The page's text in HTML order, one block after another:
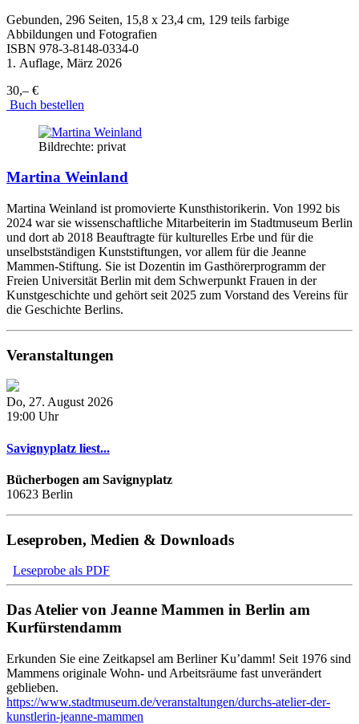
Gebunden, 296 Seiten, 15,8 x 23,4 cm, 129 teils farbige
Abbildungen und Fotografien
ISBN 978-3-8148-0334-0
1. Auflage, März 2026
30,– €
Buch bestellen
Bildrechte: privat
Martina Weinland
Martina Weinland ist promovierte Kunsthistorikerin. Von 1992 bis
2024 war sie wissenschaftliche Mitarbeiterin im Stadtmuseum Berlin
und dort ab 2018 Beauftragte für kulturelles Erbe und für die
unselbstständigen Kunststiftungen, vor allem für die Jeanne
Mammen-Stiftung. Sie ist Dozentin im Gasthörerprogramm der
Freien Universität Berlin mit dem Schwerpunkt Frauen in der
Kunstgeschichte und gehört seit 2025 zum Vorstand des Vereins für
die Geschichte Berlins.
Veranstaltungen
Do, 27. August 2026
19:00 Uhr
Savignyplatz liest...
Bücherbogen am Savignyplatz
10623 Berlin
Leseproben, Medien & Downloads
Leseprobe als PDF
Das Atelier von Jeanne Mammen in Berlin am
Kurfürstendamm
Erkunden Sie eine Zeitkapsel am Berliner Ku’damm! Seit 1976 sind
Mammens originale Wohn- und Arbeitsräume fast unverändert
geblieben.
https://www.stadtmuseum.de/veranstaltungen/durchs-atelier-der-
kunstlerin-jeanne-mammen